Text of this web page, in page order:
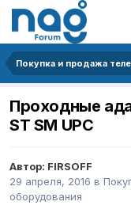
Проходные
ST SM UPC
Автор: FIRSOFF
29 апреля, 2016 в
оборудования